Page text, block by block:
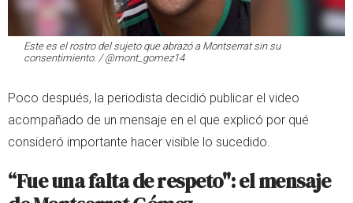
Este es el rostro del sujeto que abrazó a Montserrat sin su
consentimiento. / @mont_gomez14
Poco después, la periodista decidió publicar el video
acompañado de un mensaje en el que explicó por qué
consideró importante hacer visible lo sucedido.
“Fue una falta de respeto": el mensaje